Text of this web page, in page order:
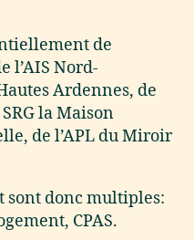
de
l’AIS Nord-
Ardennes, de
la Maison
de l’APL du Miroir
sont donc multiples:
CPAS.